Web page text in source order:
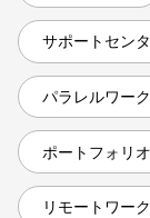
サポートセン
パラレルワーク
ポートフォリ
リモートワーク